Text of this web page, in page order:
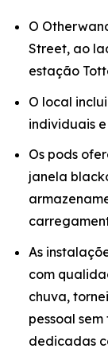
O
Street, ao
estação
O local
individuais
Os pods
janela
As
com
chuva,
pessoal
dedicadas